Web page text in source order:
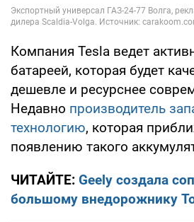
Компания Tesla ведет
батареей, которая будет
дешевле и ресурснее
Недавно производитель
технологию, которая
появлению такого
ЧИТАЙТЕ: Geely создала
большому внедорожнику